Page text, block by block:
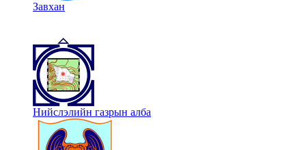
Завхан
Нийслэлийн газрын алба